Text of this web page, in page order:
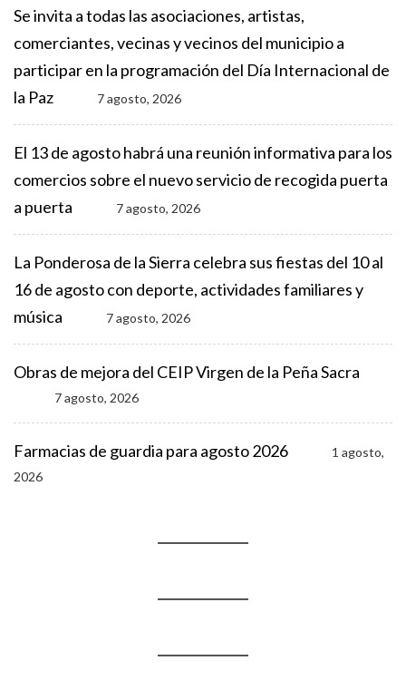
Se invita a todas las asociaciones, artistas,
comerciantes, vecinas y vecinos del municipio a
participar en la programación del Día Internacional de
la Paz
7 agosto, 2026
El 13 de agosto habrá una reunión informativa para los
comercios sobre el nuevo servicio de recogida puerta
a puerta
7 agosto, 2026
La Ponderosa de la Sierra celebra sus fiestas del 10 al
16 de agosto con deporte, actividades familiares y
música
7 agosto, 2026
Obras de mejora del CEIP Virgen de la Peña Sacra
7 agosto, 2026
Farmacias de guardia para agosto 2026
1 agosto,
2026